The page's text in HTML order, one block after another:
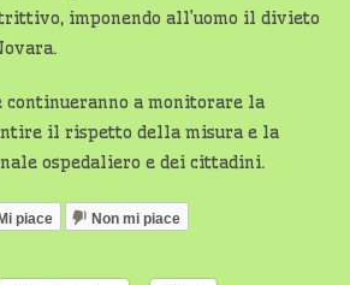
imponendo all’uomo il divieto
continueranno a monitorare la
il rispetto della misura e la
ospedaliero e dei cittadini.
piace Non mi piace